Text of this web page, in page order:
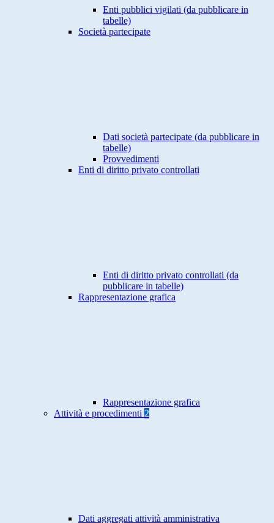
Enti pubblici vigilati (da pubblicare in
tabelle)
Società partecipate
Dati società partecipate (da pubblicare in
tabelle)
Provvedimenti
Enti di diritto privato controllati
Enti di diritto privato controllati (da
pubblicare in tabelle)
Rappresentazione grafica
Rappresentazione grafica
Attività e procedimenti 2
Dati aggregati attività amministrativa